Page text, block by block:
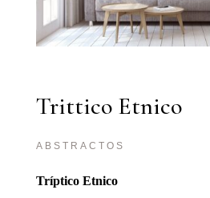
Trittico Etnico
ABSTRACTOS
Tríptico Etnico